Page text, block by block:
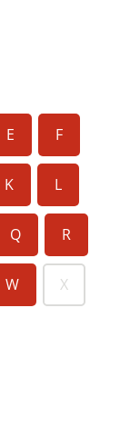
E F
K L
Q R
W X